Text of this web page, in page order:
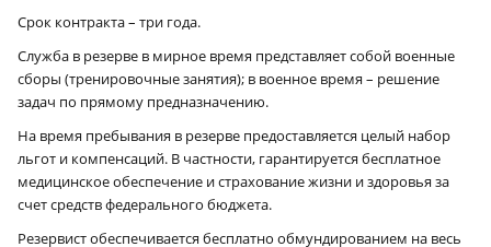
Срок контракта – три года.
Служба в резерве в мирное время представляет собой военные
сборы (тренировочные занятия); в военное время – решение
задач по прямому предназначению.
На время пребывания в резерве предоставляется целый набор
льгот и компенсаций. В частности, гарантируется бесплатное
медицинское обеспечение и страхование жизни и здоровья за
счет средств федерального бюджета.
Резервист обеспечивается бесплатно обмундированием на весь